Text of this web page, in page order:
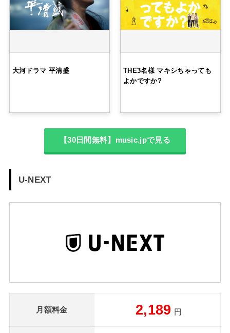
大河ドラマ 平清盛
THE3名様 マキシちゃっても
よかですか?
【30日間無料】music.jpで見る
U-NEXT
月額料金 2,189 円